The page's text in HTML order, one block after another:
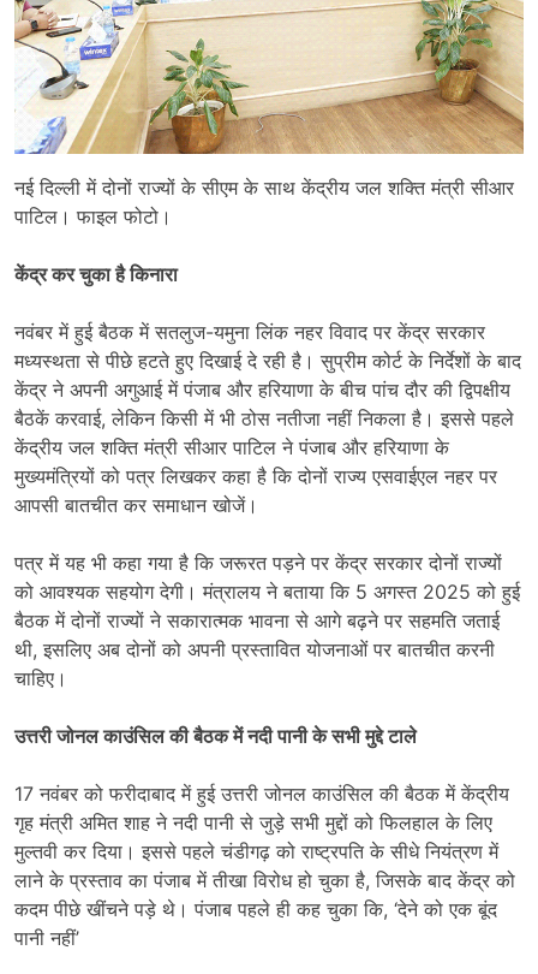
नई दिल्ली में दोनों राज्यों के सीएम के साथ केंद्रीय जल शक्ति मंत्री सीआर
पाटिल। फाइल फोटो।
केंद्र कर चुका है किनारा
नवंबर में हुई बैठक में सतलुज-यमुना लिंक नहर विवाद पर केंद्र सरकार
मध्यस्थता से पीछे हटते हुए दिखाई दे रही है। सुप्रीम कोर्ट के निर्देशों के बाद
केंद्र ने अपनी अगुआई में पंजाब और हरियाणा के बीच पांच दौर की द्विपक्षीय
बैठकें करवाई, लेकिन किसी में भी ठोस नतीजा नहीं निकला है। इससे पहले
केंद्रीय जल शक्ति मंत्री सीआर पाटिल ने पंजाब और हरियाणा के
मुख्यमंत्रियों को पत्र लिखकर कहा है कि दोनों राज्य एसवाईएल नहर पर
आपसी बातचीत कर समाधान खोजें।
पत्र में यह भी कहा गया है कि जरूरत पड़ने पर केंद्र सरकार दोनों राज्यों
को आवश्यक सहयोग देगी। मंत्रालय ने बताया कि 5 अगस्त 2025 को हुई
बैठक में दोनों राज्यों ने सकारात्मक भावना से आगे बढ़ने पर सहमति जताई
थी, इसलिए अब दोनों को अपनी प्रस्तावित योजनाओं पर बातचीत करनी
चाहिए।
उत्तरी जोनल काउंसिल की बैठक में नदी पानी के सभी मुद्दे टाले
17 नवंबर को फरीदाबाद में हुई उत्तरी जोनल काउंसिल की बैठक में केंद्रीय
गृह मंत्री अमित शाह ने नदी पानी से जुड़े सभी मुद्दों को फिलहाल के लिए
मुल्तवी कर दिया। इससे पहले चंडीगढ़ को राष्ट्रपति के सीधे नियंत्रण में
लाने के प्रस्ताव का पंजाब में तीखा विरोध हो चुका है, जिसके बाद केंद्र को
कदम पीछे खींचने पड़े थे। पंजाब पहले ही कह चुका कि, ‘देने को एक बूंद
पानी नहीं’